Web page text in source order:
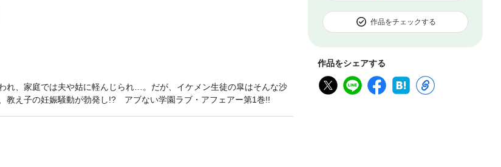
作品をチェックする
作品をシェアする
れ、家庭では夫や姑に軽んじられ…。だが、イケメン生徒の皐はそんな沙
教え子の妊娠騒動が勃発し!? アブない学園ラブ・アフェアー第1巻!!